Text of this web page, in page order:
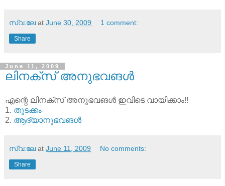
സ്വ:ലേ at June 30, 2009 1 comment:
Share
June 11, 2009
ലിനക്സ് അനുഭവങള്‍
എന്റെ ലിനക്സ് അനുഭവങള്‍ ഇവിടെ വായിക്കാം!!
1. തുടക്കം
2. ആദ്യാനുഭവങള്‍
സ്വ:ലേ at June 11, 2009 No comments:
Share